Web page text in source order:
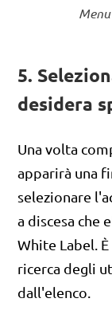
5.
desidera
Una volta
apparirà una
selezionare
a discesa che
White Label.
ricerca degli
dall'elenco.